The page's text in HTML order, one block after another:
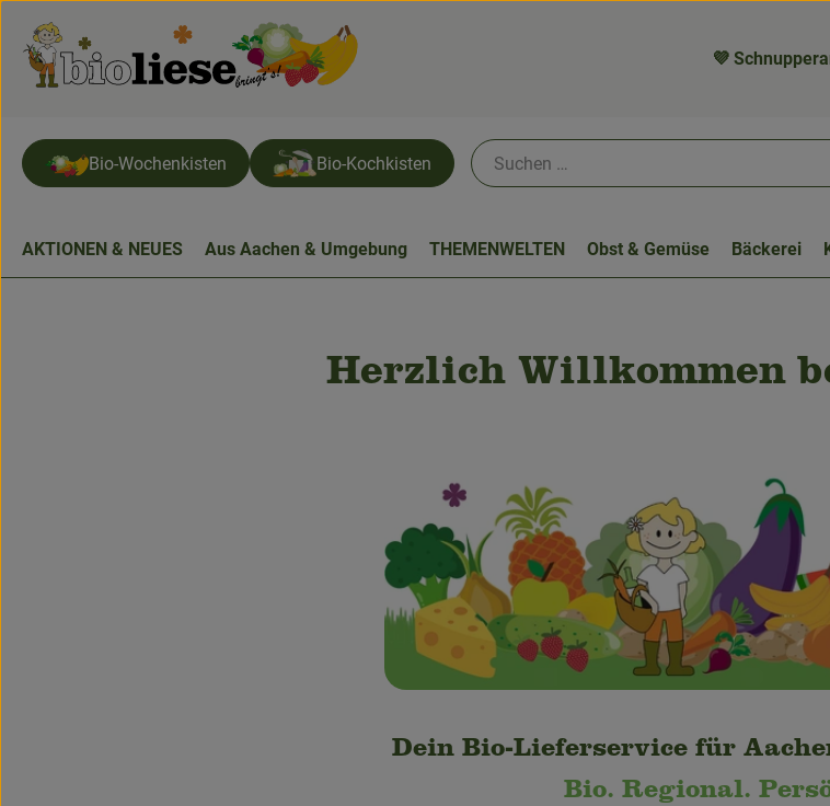
💜
Bio-Wochenkisten Bio-Kochkisten
AKTIONEN & NEUES Aus Aachen & Umgebung THEMENWELTEN Obst & Gemüse Bäckerei
Herzlich Willkommen
Dein Bio-Lieferservice für
Bio. Regional.